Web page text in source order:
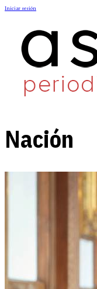
Iniciar sesión
Nación